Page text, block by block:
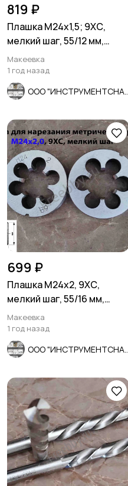
819 ₽
Плашка М24х1,5; 9ХС,
мелкий шаг, 55/12 мм,
ГОСТ 7740-71.
Макеевка
1 год назад
699 ₽
Плашка М24х2, 9ХС,
мелкий шаг, 55/16 мм,
ГОСТ 7740-71, сделано в
СССР
Макеевка
1 год назад